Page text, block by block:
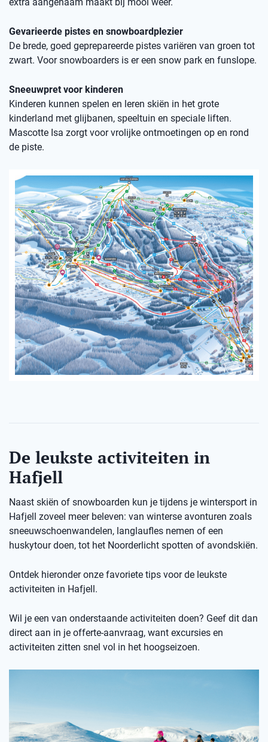
Gevarieerde pistes en snowboardplezier
De brede, goed geprepareerde pistes variëren van groen tot
zwart. Voor snowboarders is er een snow park en funslope.
Sneeuwpret voor kinderen
Kinderen kunnen spelen en leren skiën in het grote
kinderland met glijbanen, speeltuin en speciale liften.
Mascotte Isa zorgt voor vrolijke ontmoetingen op en rond
de piste.
De leukste activiteiten in
Hafjell
Naast skiën of snowboarden kun je tijdens je wintersport in
Hafjell zoveel meer beleven: van winterse avonturen zoals
sneeuwschoenwandelen, langlaufles nemen of een
huskytour doen, tot het Noorderlicht spotten of avondskiën.
Ontdek hieronder onze favoriete tips voor de leukste
activiteiten in Hafjell.
Wil je een van onderstaande activiteiten doen? Geef dit dan
direct aan in je offerte-aanvraag, want excursies en
activiteiten zitten snel vol in het hoogseizoen.